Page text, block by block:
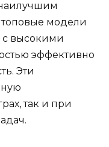
модели
с высокими
эффективно
Эти
так и при